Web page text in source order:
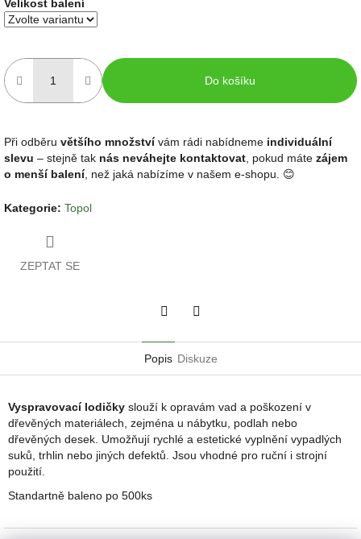
Velikost balení
Do košíku
Při odběru většího množstvívám rádi nabídneme individuální
slevu – stejně tak nás neváhejte kontaktovat , pokud máte zájem
o menší balení, než jaká nabízíme v našem e-shopu. 😊
Kategorie: Topol
ZEPTAT SE
Popis Diskuze
Vyspravovací lodičky slouží k opravám vad a poškození v
dřevěných materiálech, zejména u nábytku, podlah nebo
dřevěných desek. Umožňují rychlé a estetické vyplnění vypadlých
suků, trhlin nebo jiných defektů. Jsou vhodné pro ruční i strojní
použití.
Standartně baleno po 500ks